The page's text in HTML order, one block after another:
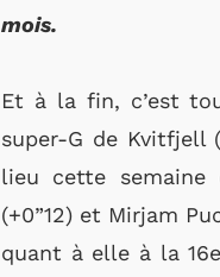
mois.
Et à la fin, c’est
super-G de Kvitfjell
lieu cette semaine
(+0”12) et Mirjam
quant à elle à la